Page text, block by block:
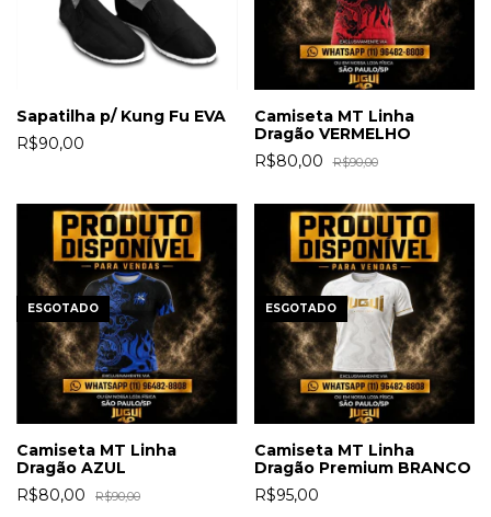
Sapatilha p/ Kung Fu EVA
R$90,00
Camiseta MT Linha
Dragão VERMELHO
R$80,00
R$90,00
ESGOTADO
Camiseta MT Linha
Dragão AZUL
R$80,00
R$90,00
ESGOTADO
Camiseta MT Linha
Dragão Premium BRANCO
R$95,00